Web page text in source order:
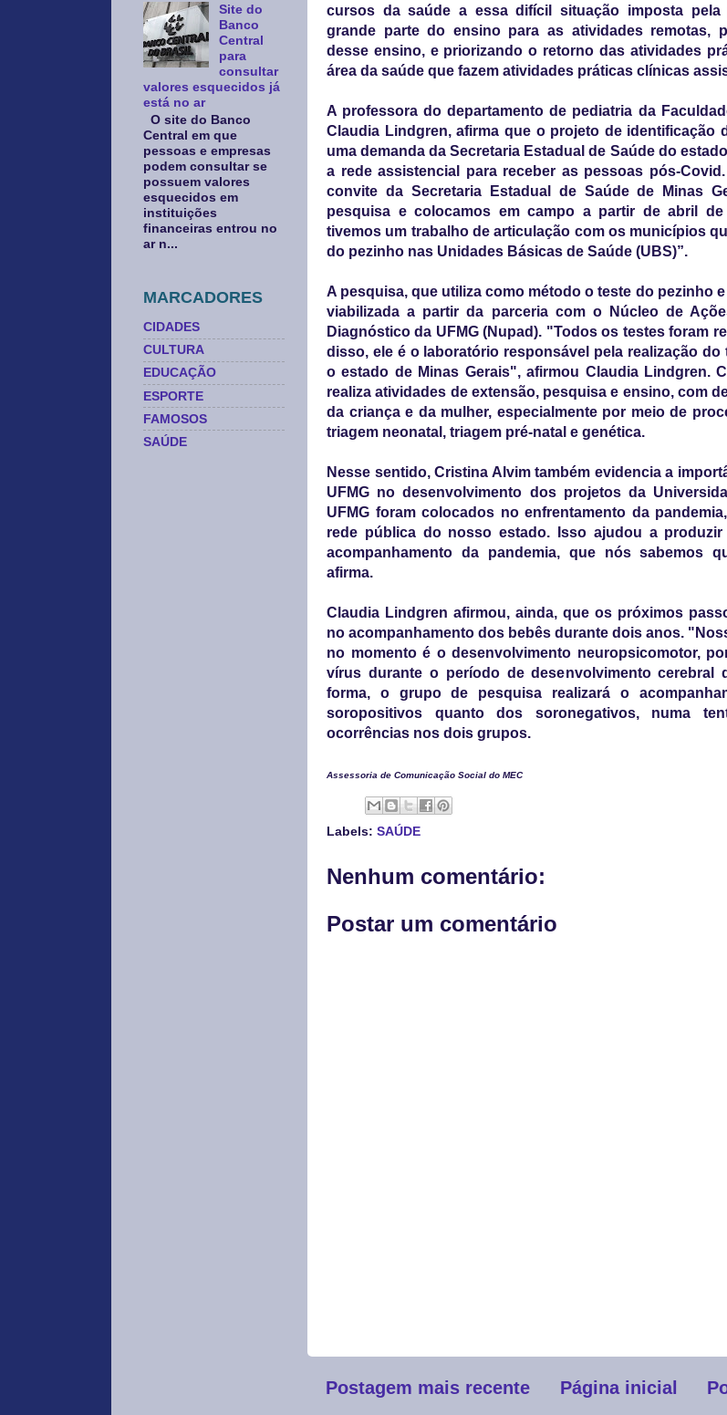
cursos da saúde a essa difícil situação imposta pela
grande parte do ensino para as atividades remotas,
desse ensino, e priorizando o retorno das atividades
área da saúde que fazem atividades práticas clínicas
A professora do departamento de pediatria da
Claudia Lindgren, afirma que o projeto de identificação
uma demanda da Secretaria Estadual de Saúde do
a rede assistencial para receber as pessoas pós-
convite da Secretaria Estadual de Saúde de Minas
pesquisa e colocamos em campo a partir de abril
tivemos um trabalho de articulação com os municípios
do pezinho nas Unidades Básicas de Saúde (UBS)”.
A pesquisa, que utiliza como método o teste do pezinho
viabilizada a partir da parceria com o Núcleo de
Diagnóstico da UFMG (Nupad). "Todos os testes foram
disso, ele é o laboratório responsável pela realização
o estado de Minas Gerais", afirmou Claudia Lindgren.
realiza atividades de extensão, pesquisa e ensino, com
da criança e da mulher, especialmente por meio de
triagem neonatal, triagem pré-natal e genética.
Nesse sentido, Cristina Alvim também evidencia a
UFMG no desenvolvimento dos projetos da
UFMG foram colocados no enfrentamento da
rede pública do nosso estado. Isso ajudou a produzir
acompanhamento da pandemia, que nós sabemos
afirma.
Claudia Lindgren afirmou, ainda, que os próximos
no acompanhamento dos bebês durante dois anos.
no momento é o desenvolvimento neuropsicomotor,
vírus durante o período de desenvolvimento cerebral
forma, o grupo de pesquisa realizará o
soropositivos quanto dos soronegativos, numa
ocorrências nos dois grupos.
Assessoria de Comunicação Social do MEC
Labels: SAÚDE
Nenhum comentário:
Postar um comentário
Postagem mais recente Página inicial
Site do
Banco
Central
para
consultar
valores esquecidos já
está no ar
O site do Banco
Central em que
pessoas e empresas
podem consultar se
possuem valores
esquecidos em
instituições
financeiras entrou no
ar n...
MARCADORES
CIDADES
CULTURA
EDUCAÇÃO
ESPORTE
FAMOSOS
SAÚDE